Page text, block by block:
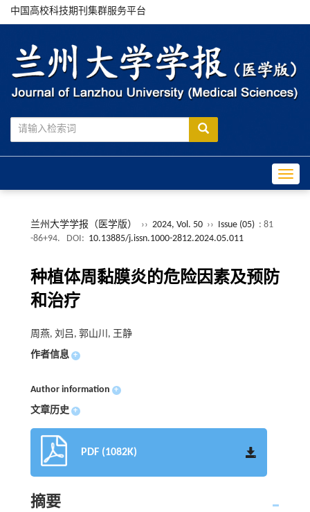
中国高校科技期刊集群服务平台
兰州大学学报（医学版） ›› 2024, Vol. 50 ›› Issue (05) : 81
-86+94.
DOI: 10.13885/j.issn.1000-2812.2024.05.011
种植体周黏膜炎的危险因素及预防
和治疗
周燕, 刘吕, 郭山川, 王静
作者信息 +
Author information +
文章历史 +
PDF (1082K)
摘要